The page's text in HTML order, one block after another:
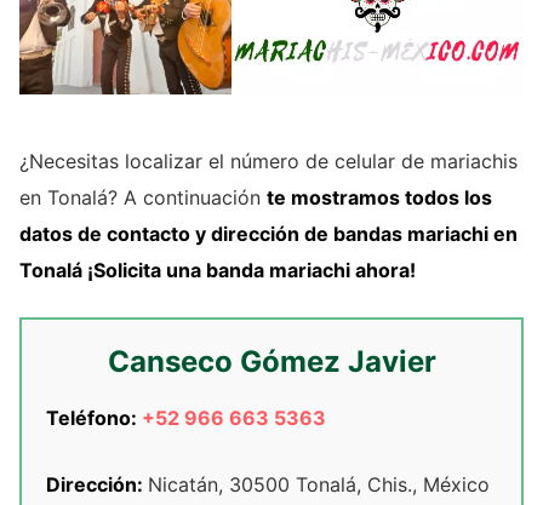
¿Necesitas localizar el número de celular de mariachis
en Tonalá? A continuación te mostramos todos los
datos de contacto y dirección de bandas mariachi en
Tonalá ¡Solicita una banda mariachi ahora!
Canseco Gómez Javier
Teléfono: +52 966 663 5363
Dirección: Nicatán, 30500 Tonalá, Chis., México